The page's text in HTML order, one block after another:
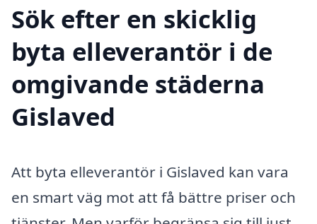
Sök efter en skicklig
byta elleverantör i de
omgivande städerna
Gislaved
Att byta elleverantör i Gislaved kan vara
en smart väg mot att få bättre priser och